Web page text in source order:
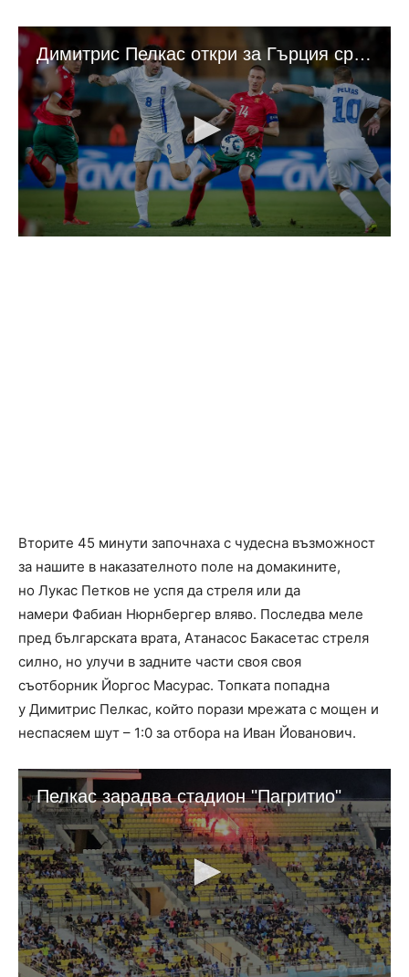
Вторите 45 минути започнаха с чудесна възможност
за нашите в наказателното поле на домакините,
но Лукас Петков не успя да стреля или да
намери Фабиан Нюрнбергер вляво. Последва меле
пред българската врата, Атанасос Бакасетас стреля
силно, но улучи в задните части своя своя
съотборник Йоргос Масурас. Топката попадна
у Димитрис Пелкас, който порази мрежата с мощен и
неспасяем шут – 1:0 за отбора на Иван Йованович.